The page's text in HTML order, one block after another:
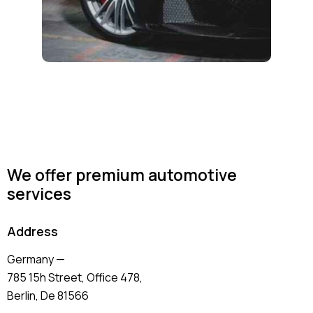
We offer premium automotive
services
Address
Germany —
785 15h Street, Office 478,
Berlin, De 81566